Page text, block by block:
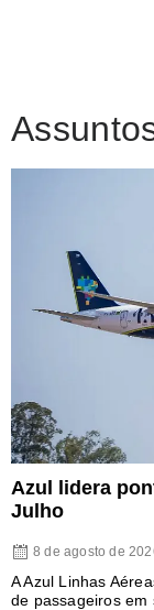
Azul lidera
Julho
8 de agosto de
A Azul Linhas
de passageiros em